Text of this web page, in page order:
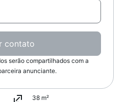
contato
serão compartilhados com a
anunciante.
38 m²